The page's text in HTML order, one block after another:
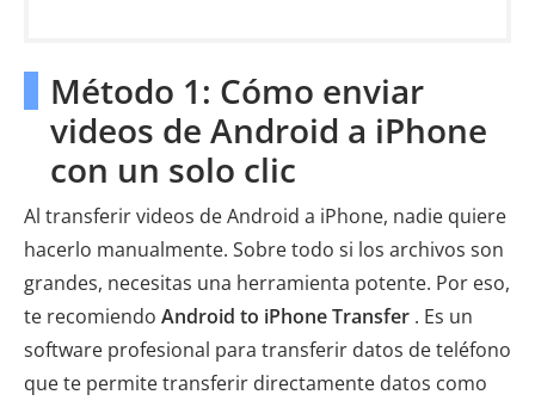
Método 1: Cómo enviar
videos de Android a iPhone
con un solo clic
Al transferir videos de Android a iPhone, nadie quiere
hacerlo manualmente. Sobre todo si los archivos son
grandes, necesitas una herramienta potente. Por eso,
te recomiendo Android to iPhone Transfer . Es un
software profesional para transferir datos de teléfono
que te permite transferir directamente datos como